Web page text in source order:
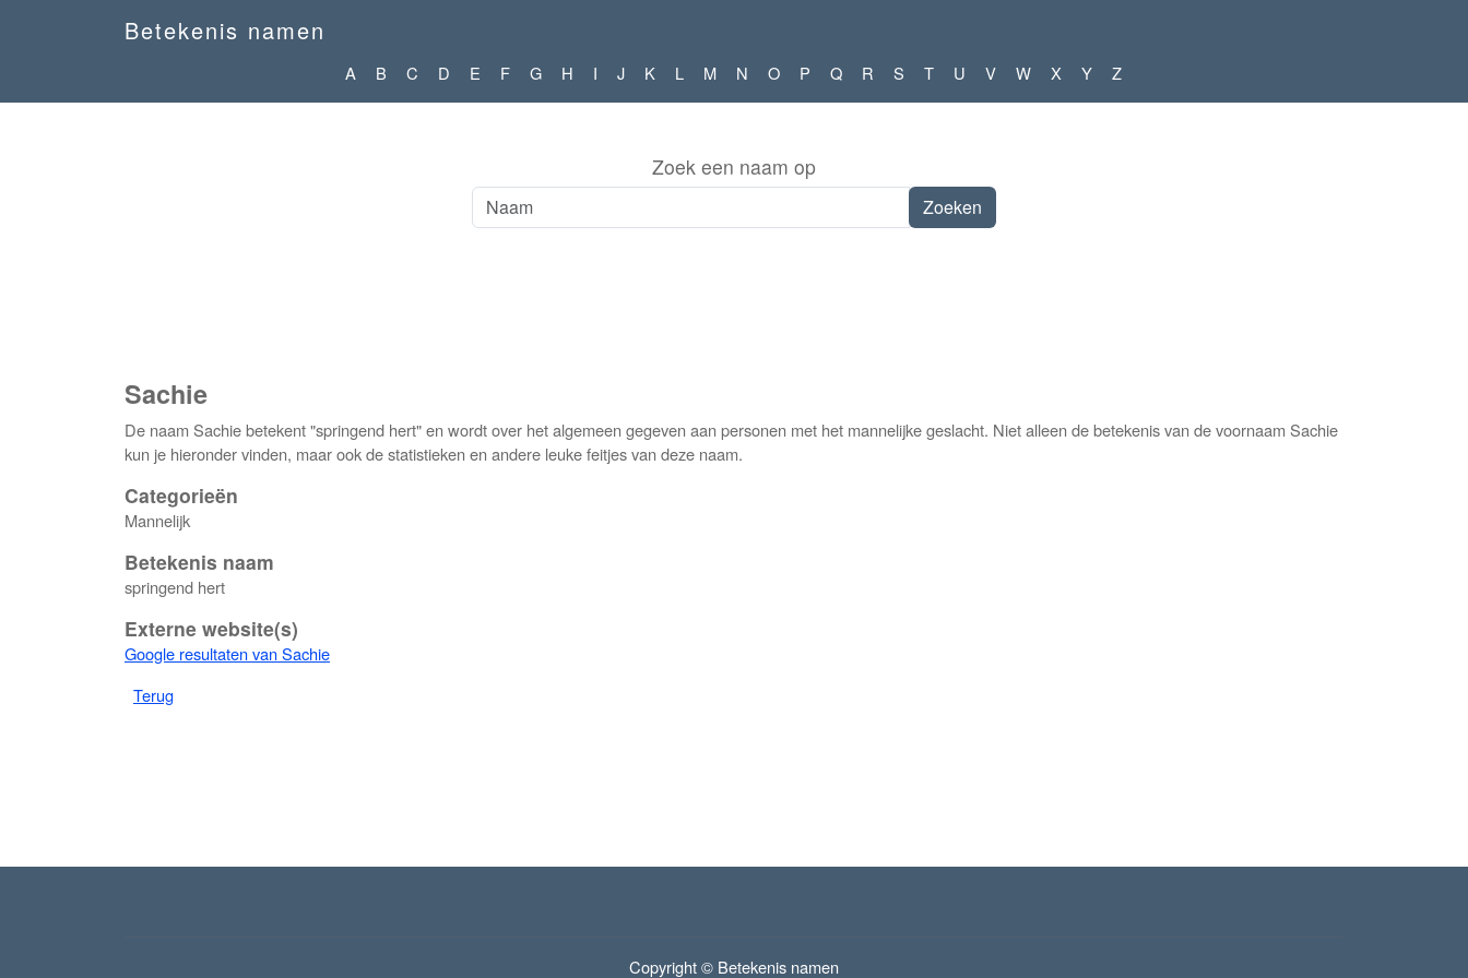
Betekenis namen
A B C D E F G H I J K L M N O P Q R S T U V W X Y Z
Zoek een naam op
Sachie
De naam Sachie betekent "springend hert" en wordt over het algemeen gegeven aan personen met het mannelijke geslacht. Niet alleen de betekenis van de voornaam Sachie
kun je hieronder vinden, maar ook de statistieken en andere leuke feitjes van deze naam.
Categorieën
Mannelijk
Betekenis naam
springend hert
Externe website(s)
Google resultaten van Sachie
Terug
Copyright © Betekenis namen